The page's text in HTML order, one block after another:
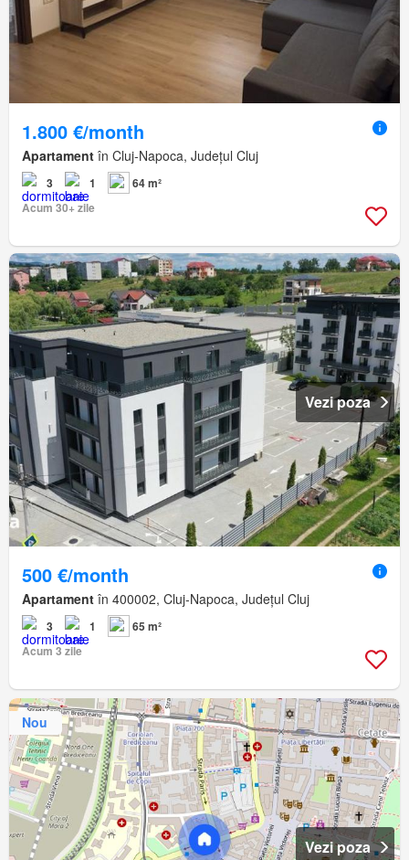
1.800 €/month
Apartament în Cluj-Napoca, Județul Cluj
3 1
64 m²
Acum 30+ zile
Vezi poza
500 €/month
Apartament în 400002, Cluj-Napoca, Județul Cluj
3 1
65 m²
Acum 3 zile
Nou
Vezi poza